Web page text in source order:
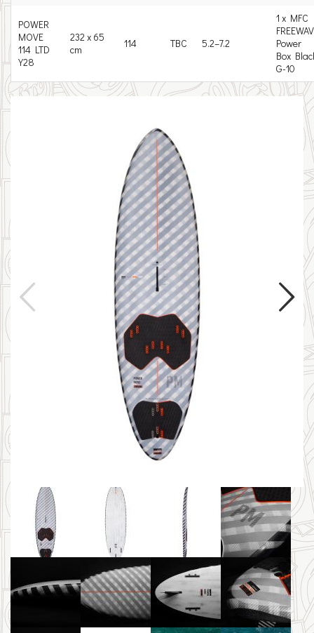
POWER
MOVE
114 LTD
Y28
232 x 65
cm
114 TBC 5.2–7.2
1 x MFC
Power
Box
G-10
 